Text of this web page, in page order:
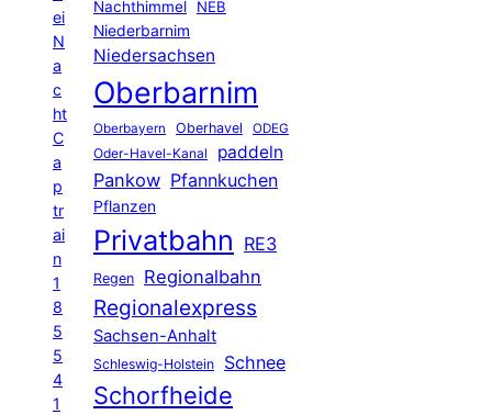
ei
N
a
c
ht
C
a
p
tr
ai
n
1
8
5
5
4
1
Nachthimmel
NEB
Niederbarnim
Niedersachsen
Oberbarnim
Oberbayern Oberhavel ODEG
Oder-Havel-Kanal paddeln
Pankow Pfannkuchen
Pflanzen
Privatbahn RE3
Regen Regionalbahn
Regionalexpress
Sachsen-Anhalt
Schleswig-Holstein Schnee
Schorfheide